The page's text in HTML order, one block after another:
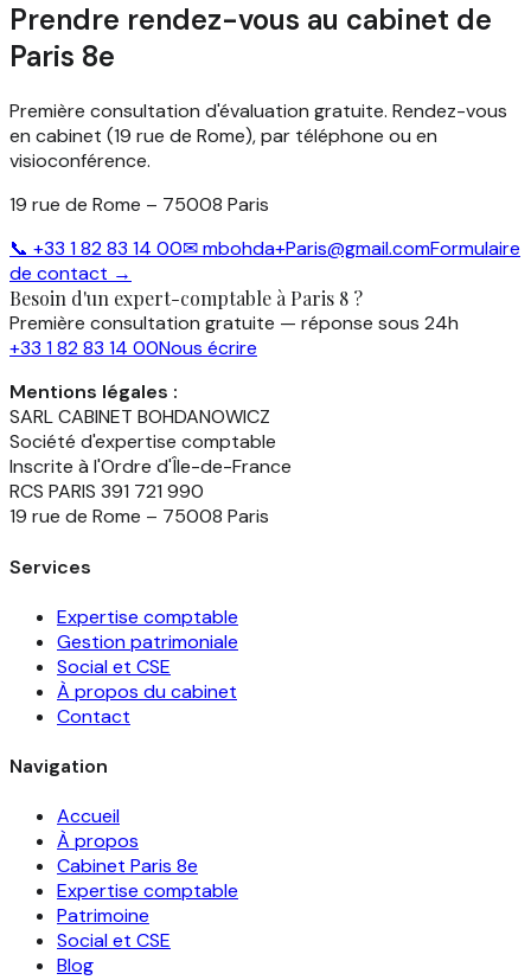
Prendre rendez-vous au cabinet de
Paris 8e
Première consultation d'évaluation gratuite. Rendez-vous
en cabinet (19 rue de Rome), par téléphone ou en
visioconférence.
19 rue de Rome – 75008 Paris
📞 +33 1 82 83 14 00✉mbohda+Paris@gmail.comFormulaire
de contact →
Besoin d'un expert-comptable à Paris 8 ?
Première consultation gratuite — réponse sous 24h
+33 1 82 83 14 00Nous écrire
Mentions légales :
SARL CABINET BOHDANOWICZ
Société d'expertise comptable
Inscrite à l'Ordre d'Île-de-France
RCS PARIS 391 721 990
19 rue de Rome – 75008 Paris
Services
Expertise comptable
Gestion patrimoniale
Social et CSE
À propos du cabinet
Contact
Navigation
Accueil
À propos
Cabinet Paris 8e
Expertise comptable
Patrimoine
Social et CSE
Blog